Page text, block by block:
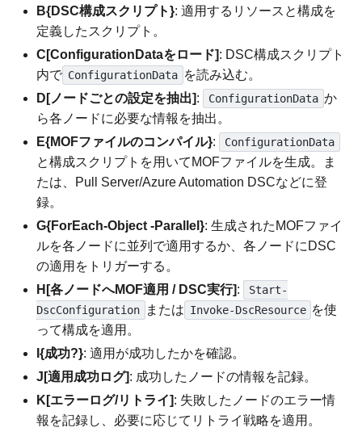
B{DSC構成スクリプト}: 適用するリソースと構成を
定義したスクリプト。
C[ConfigurationDataをロード]: DSC構成スクリプト
内で ConfigurationData を読み込む。
D[ノードごとの設定を抽出]: ConfigurationData か
ら各ノードに必要な情報を抽出。
E{MOFファイルのコンパイル}: ConfigurationData
と構成スクリプトを用いてMOFファイルを生成。ま
たは、Pull Server/Azure Automation DSCなどに登
録。
G{ForEach-Object -Parallel}: 生成されたMOFファイ
ルを各ノードに並列で適用するか、各ノードにDSC
の適用をトリガーする。
H[各ノードへMOF適用 / DSC実行]:
Start-
DscConfiguration
または Invoke-DscResource を使
って構成を適用。
I{成功?}: 適用が成功したかを確認。
J[適用成功ログ]: 成功したノードの情報を記録。
K[エラーログ/リトライ]: 失敗したノードのエラー情
報を記録し、必要に応じてリトライ戦略を適用。